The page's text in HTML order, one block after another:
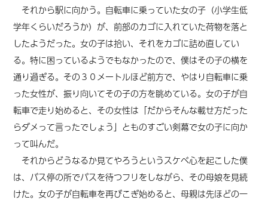
それから駅に向かう。自転車に乗っていた女の子（小学生低
学年くらいだろうか）が、前部のカゴに入れていた荷物を落と
したようだった。女の子は拾い、それをカゴに詰め直してい
る。特に困っているようでもなかったので、僕はその子の横を
通り過ぎる。その３０メートルほど前方で、やはり自転車に乗
った女性が、振り向いてその子の方を眺めている。女の子が自
転車で走り始めると、その女性は「だからそんな載せ方だった
らダメって言ったでしょう」とものすごい剣幕で女の子に向か
って叫んだ。
それからどうなるか見てやろうというスケベ心を起こした僕
は、バス停の所でバスを待つフリをしながら、その母娘を見続
けた。女の子が自転車を再びこぎ始めると、母親は先ほどの一